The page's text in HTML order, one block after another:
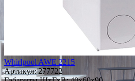
Whirlpool AWE 2215
Артикул:277722